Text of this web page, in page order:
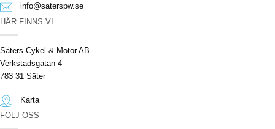
info@saterspw.se
HÄR FINNS VI
Säters Cykel & Motor AB
Verkstadsgatan 4
783 31 Säter
Karta
FÖLJ OSS